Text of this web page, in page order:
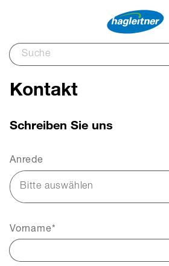
Kontakt
Schreiben Sie uns
Anrede
Bitte auswählen
Vorname